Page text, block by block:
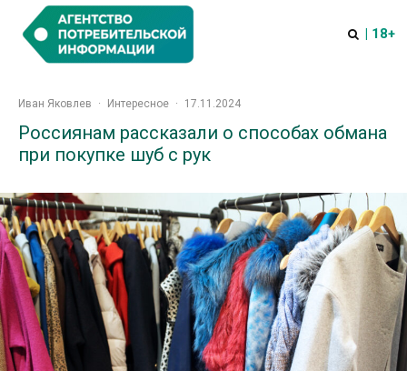
| 18+
Иван Яковлев · Интересное · 17.11.2024
Россиянам рассказали о способах обмана
при покупке шуб с рук